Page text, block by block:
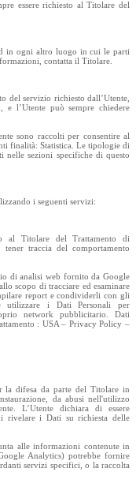
essere richiesto al Titolare del
in ogni altro luogo in cui le parti
contatta il Titolare.
del servizio richiesto dall’Utente,
e l’Utente può sempre chiedere
sono raccolti per consentire al
finalità: Statistica. Le tipologie di
nelle sezioni specifiche di questo
i seguenti servizi:
al Titolare del Trattamento di
traccia del comportamento
di analisi web fornito da Google
scopo di tracciare ed esaminare
report e condividerli con gli
utilizzare i Dati Personali per
network pubblicitario. Dati
: USA – Privacy Policy –
la difesa da parte del Titolare in
da abusi nell'utilizzo
L’Utente dichiara di essere
rivelare i Dati su richiesta delle
alle informazioni contenute in
Analytics) potrebbe fornire
servizi specifici, o la raccolta